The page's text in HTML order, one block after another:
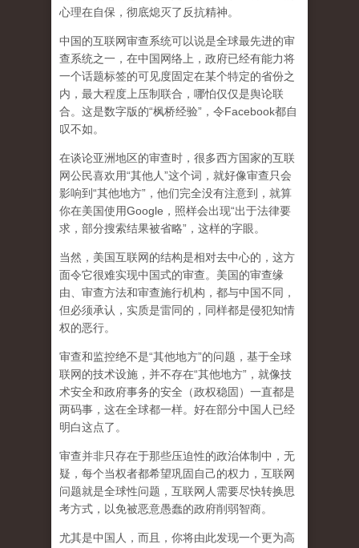
心理在自保，彻底熄灭了反抗精神。
中国的互联网审查系统可以说是全球最先进的审
查系统之一，在中国网络上，政府已经有能力将
一个话题标签的可见度固定在某个特定的省份之
内，最大程度上压制联合 ，哪怕仅仅是舆论联
合。这是数字版的“枫桥经验”，令Facebook都自
叹不如。
在谈论亚洲地区的审查时，很多西方国家的互联
网公民喜欢用“其他人”这个词，就好像审查只会
影响到“其他地方”，他们完全没有注意到， 就算
你在美国使用Google，照样会出现“出于法律要
求，部分搜索结果被省略”，这样的字眼。
当然，美国互联网的结构是相对去中心的，这方
面令它很难实现中国式的审查。美国的审查缘
由、审查方法和审查施行机构，都与中国不同，
但必须承认， 实质是雷同的，同样都是侵犯知情
权的恶行。
审查和监控绝不是“其他地方”的问题，基于全球
联网的技术设施，并不存在“其他地方”，就像技
术安全和政府事务的安全（政权稳固）一直都是
两码事，这在全球都一样。好在部分中国人已经
明白这点了。
审查并非只存在于那些压迫性的政治体制中，无
疑，每个当权者都希望巩固自己的权力，互联网
问题就是全球性问题，互联网人需要尽快转换思
考方式，以免被恶意愚蠢的政府削弱智商。
尤其是中国人，而且，你将由此发现一个更为高